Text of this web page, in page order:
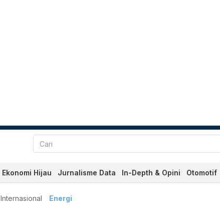
Ekonomi Hijau Jurnalisme Data In-Depth & Opini Otomotif
Internasional Energi